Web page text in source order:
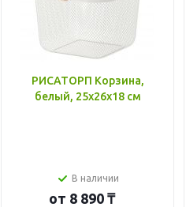
РИСАТОРП Корзина,
белый, 25x26x18 см
В наличии
от 8 890 ₸